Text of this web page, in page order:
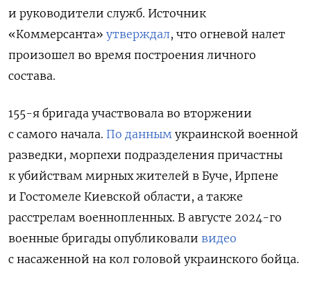
и руководители служб. Источник
«Коммерсанта» утверждал, что огневой налет
произошел во время построения личного
состава.
155-я бригада участвовала во вторжении
с самого начала. По данным украинской военной
разведки, морпехи подразделения причастны
к убийствам мирных жителей в Буче, Ирпене
и Гостомеле Киевской области, а также
расстрелам военнопленных. В августе 2024-го
военные бригады опубликовали видео
с насаженной на кол головой украинского бойца.